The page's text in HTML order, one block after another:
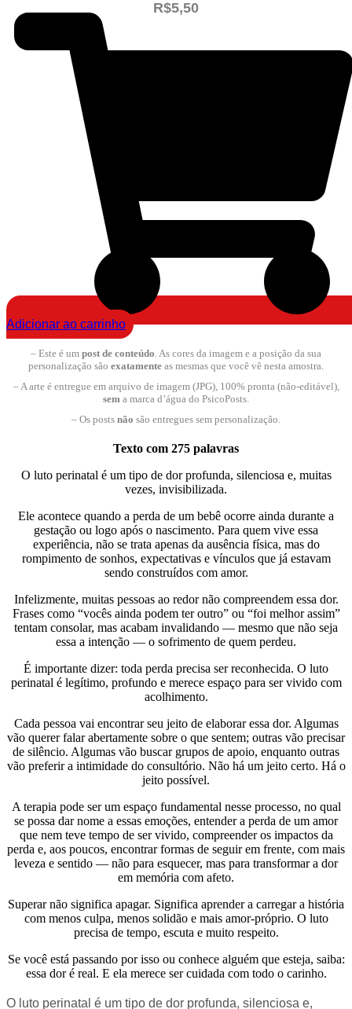
R$5,50
Adicionar ao carrinho
– Este é um post de conteúdo. As cores da imagem e a posição da sua
personalização são exatamente as mesmas que você vê nesta amostra.
– A arte é entregue em arquivo de imagem (JPG), 100% pronta (não-editável),
sem a marca d’água do PsicoPosts.
– Os posts não são entregues sem personalização.
Texto com 275 palavras
O luto perinatal é um tipo de dor profunda, silenciosa e, muitas
vezes, invisibilizada.
Ele acontece quando a perda de um bebê ocorre ainda durante a
gestação ou logo após o nascimento. Para quem vive essa
experiência, não se trata apenas da ausência física, mas do
rompimento de sonhos, expectativas e vínculos que já estavam
sendo construídos com amor.
Infelizmente, muitas pessoas ao redor não compreendem essa dor.
Frases como “vocês ainda podem ter outro” ou “foi melhor assim”
tentam consolar, mas acabam invalidando — mesmo que não seja
essa a intenção — o sofrimento de quem perdeu.
É importante dizer: toda perda precisa ser reconhecida. O luto
perinatal é legítimo, profundo e merece espaço para ser vivido com
acolhimento.
Cada pessoa vai encontrar seu jeito de elaborar essa dor. Algumas
vão querer falar abertamente sobre o que sentem; outras vão precisar
de silêncio. Algumas vão buscar grupos de apoio, enquanto outras
vão preferir a intimidade do consultório. Não há um jeito certo. Há o
jeito possível.
A terapia pode ser um espaço fundamental nesse processo, no qual
se possa dar nome a essas emoções, entender a perda de um amor
que nem teve tempo de ser vivido, compreender os impactos da
perda e, aos poucos, encontrar formas de seguir em frente, com mais
leveza e sentido — não para esquecer, mas para transformar a dor
em memória com afeto.
Superar não significa apagar. Significa aprender a carregar a história
com menos culpa, menos solidão e mais amor-próprio. O luto
precisa de tempo, escuta e muito respeito.
Se você está passando por isso ou conhece alguém que esteja, saiba:
essa dor é real. E ela merece ser cuidada com todo o carinho.
O luto perinatal é um tipo de dor profunda, silenciosa e,